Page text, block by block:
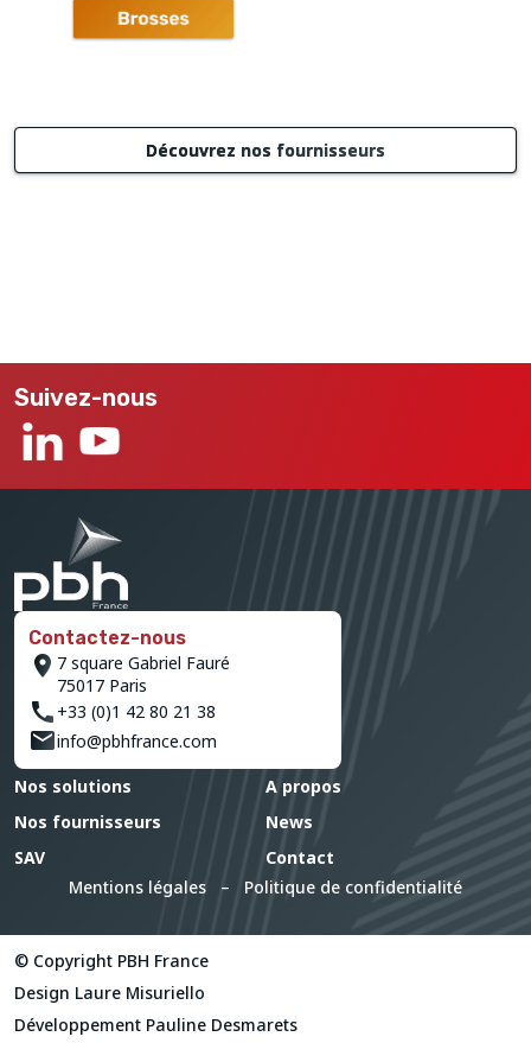
Découvrez nos fournisseurs
Suivez-nous
Contactez-nous
7 square Gabriel Fauré
75017 Paris
+33 (0)1 42 80 21 38
info@pbhfrance.com
Nos solutions
Nos fournisseurs
SAV
A propos
News
Contact
Mentions légales – Politique de confidentialité
© Copyright PBH France
Design Laure Misuriello
Développement Pauline Desmarets